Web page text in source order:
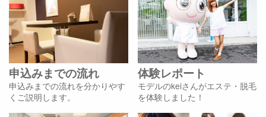
申込みまでの流れ
申込みまでの流れを分かりやす
くご説明します。
体験レポート
モデルのkeiさんがエステ・脱毛
を体験しました！